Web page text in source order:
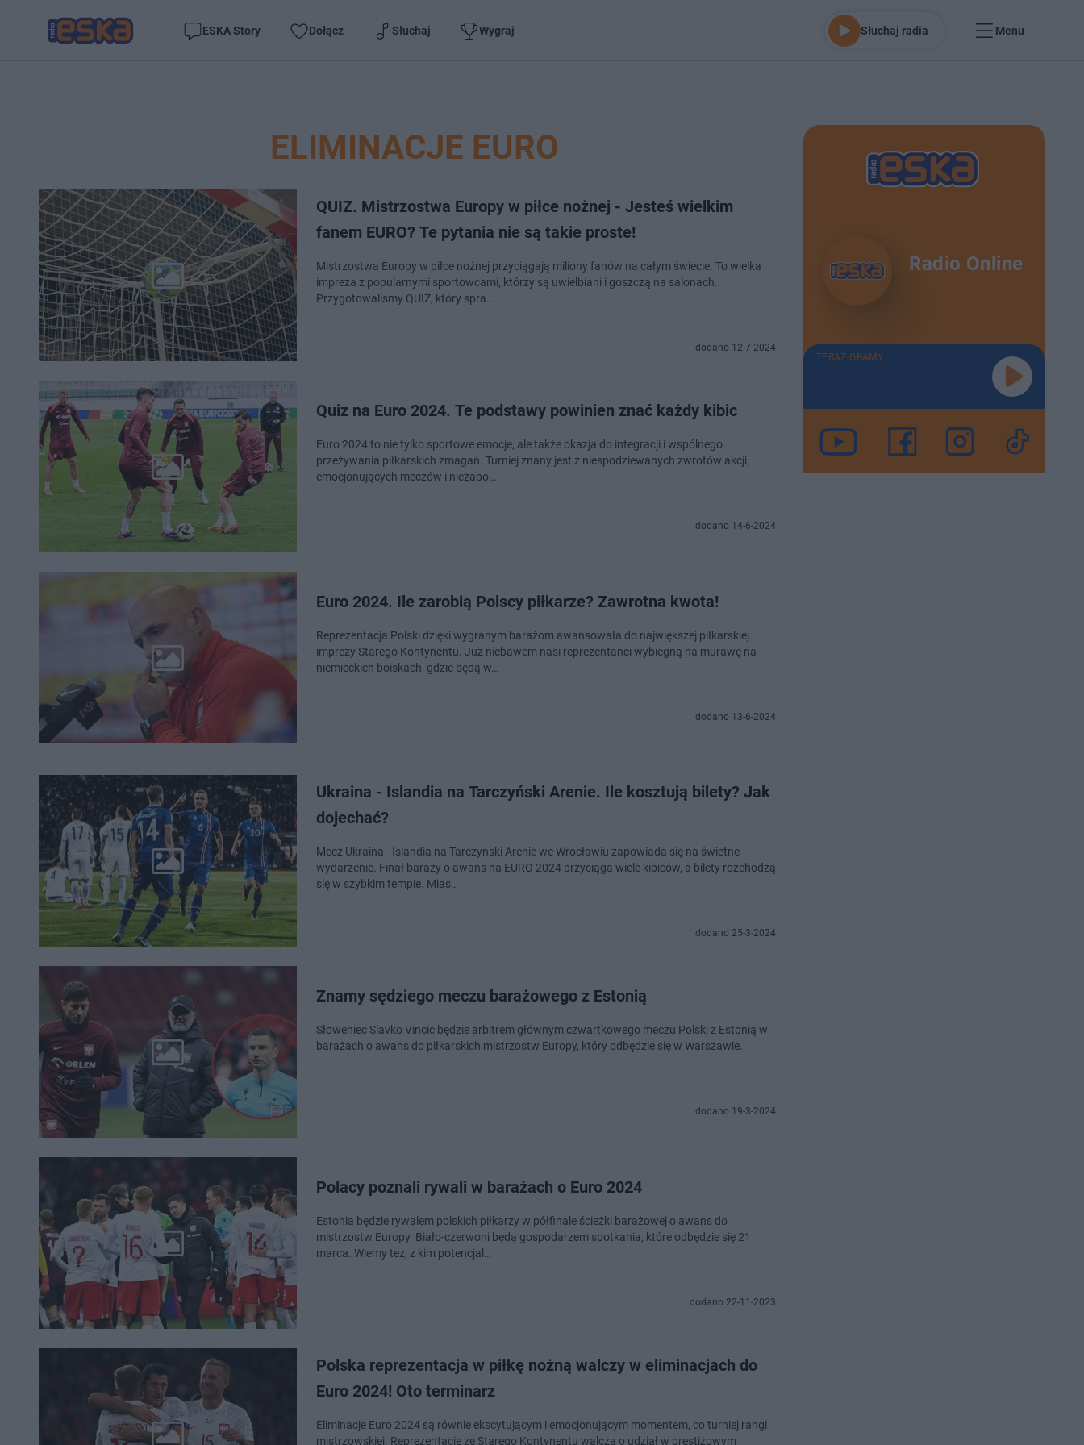
ESKA Story Dołącz Słuchaj Wygraj Słuchaj radia Menu
ELIMINACJE EURO
QUIZ. Mistrzostwa Europy w piłce nożnej - Jesteś wielkim
fanem EURO? Te pytania nie są takie proste!
Mistrzostwa Europy w piłce nożnej przyciągają miliony fanów na całym świecie. To wielka
impreza z popularnymi sportowcami, którzy są uwielbiani i goszczą na salonach.
Przygotowaliśmy QUIZ, który spra…
dodano 12-7-2024
Quiz na Euro 2024. Te podstawy powinien znać każdy kibic
Euro 2024 to nie tylko sportowe emocje, ale także okazja do integracji i wspólnego
przeżywania piłkarskich zmagań. Turniej znany jest z niespodziewanych zwrotów akcji,
emocjonujących meczów i niezapo…
dodano 14-6-2024
Euro 2024. Ile zarobią Polscy piłkarze? Zawrotna kwota!
Reprezentacja Polski dzięki wygranym barażom awansowała do największej piłkarskiej
imprezy Starego Kontynentu. Już niebawem nasi reprezentanci wybiegną na murawę na
niemieckich boiskach, gdzie będą w…
dodano 13-6-2024
Ukraina - Islandia na Tarczyński Arenie. Ile kosztują bilety? Jak
dojechać?
Mecz Ukraina - Islandia na Tarczyński Arenie we Wrocławiu zapowiada się na świetne
wydarzenie. Finał baraży o awans na EURO 2024 przyciąga wiele kibiców, a bilety rozchodzą
się w szybkim tempie. Mias…
dodano 25-3-2024
Znamy sędziego meczu barażowego z Estonią
Słoweniec Slavko Vincic będzie arbitrem głównym czwartkowego meczu Polski z Estonią w
barażach o awans do piłkarskich mistrzostw Europy, który odbędzie się w Warszawie.
dodano 19-3-2024
Polacy poznali rywali w barażach o Euro 2024
Estonia będzie rywalem polskich piłkarzy w półfinale ścieżki barażowej o awans do
mistrzostw Europy. Biało-czerwoni będą gospodarzem spotkania, które odbędzie się 21
marca. Wiemy też, z kim potencjal…
dodano 22-11-2023
Polska reprezentacja w piłkę nożną walczy w eliminacjach do
Euro 2024! Oto terminarz
Eliminacje Euro 2024 są równie ekscytującym i emocjonującym momentem, co turniej rangi
mistrzowskiej. Reprezentacje ze Starego Kontynentu walczą o udział w prestiżowym
Radio Online
TERAZ GRAMY